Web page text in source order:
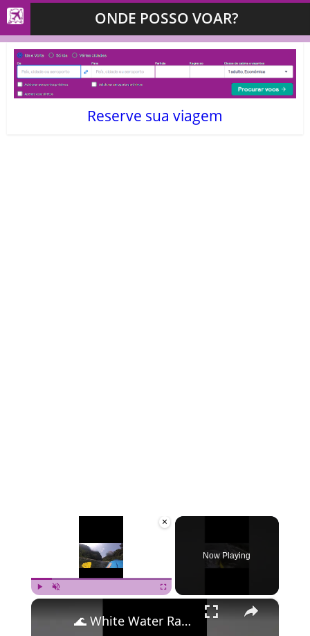
ONDE POSSO VOAR?
Reserve sua viagem
×
Now Playing
×
🌊 White Water Rafting Day Trip from San José — Costa Rica's Best Adventure 🇨🇷